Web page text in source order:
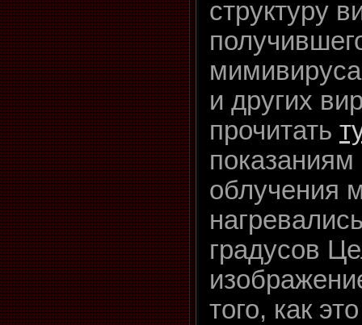
структуру
и других
прочитать
облучения
градусов
того, как